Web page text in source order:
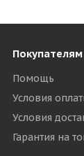
Покупателям
Помощь
Условия
Условия
Гарантия на